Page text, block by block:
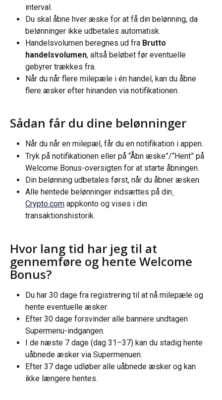
interval.
Du skal åbne hver æske for at få din belønning, da
belønninger ikke udbetales automatisk.
Handelsvolumen beregnes ud fra Brutto
handelsvolumen, altså beløbet før eventuelle
gebyrer trækkes fra.
Når du når flere milepæle i én handel, kan du åbne
flere æsker efter hinanden via notifikationen.
Sådan får du dine belønninger
Når du når en milepæl, får du en notifikation i appen.
Tryk på notifikationen eller på “Åbn æske”/“Hent” på
Welcome Bonus-oversigten for at starte åbningen.
Din belønning udbetales først, når du åbner æsken.
Alle hentede belønninger indsættes på din
Crypto.com appkonto og vises i din
transaktionshistorik.
Hvor lang tid har jeg til at
gennemføre og hente Welcome
Bonus?
Du har 30 dage fra registrering til at nå milepæle og
hente eventuelle æsker.
Efter 30 dage forsvinder alle bannere undtagen
Supermenu-indgangen.
I de næste 7 dage (dag 31–37) kan du stadig hente
uåbnede æsker via Supermenuen.
Efter 37 dage udløber alle uåbnede æsker og kan
ikke længere hentes.